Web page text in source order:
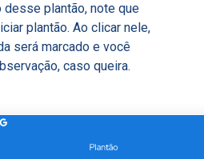
plantão, note que
plantão. Ao clicar nele,
será marcado e você
caso queira.